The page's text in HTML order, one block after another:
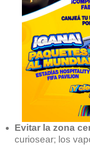
Evitar la zona
curiosear; los